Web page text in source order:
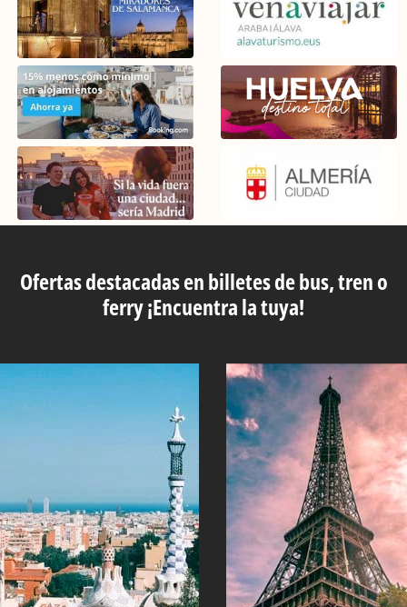
Ofertas destacadas en billetes de bus, tren o
ferry ¡Encuentra la tuya!